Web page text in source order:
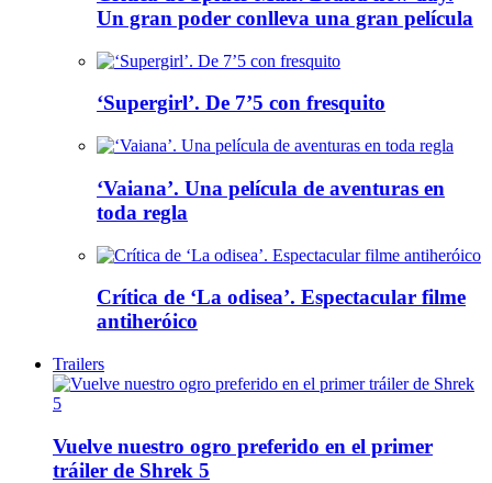
Un gran poder conlleva una gran película
‘Supergirl’. De 7’5 con fresquito
‘Vaiana’. Una película de aventuras en
toda regla
Crítica de ‘La odisea’. Espectacular filme
antiheróico
Trailers
Vuelve nuestro ogro preferido en el primer
tráiler de Shrek 5